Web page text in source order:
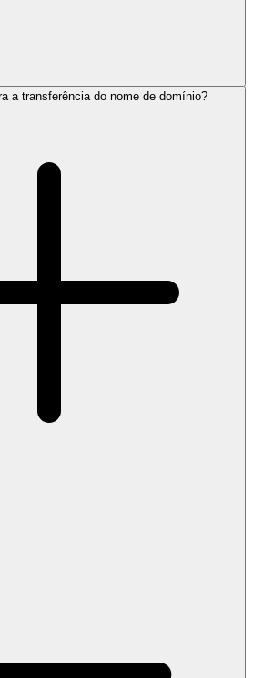
a transferência do nome de domínio?